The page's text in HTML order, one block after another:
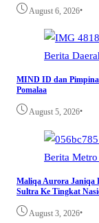
August 6, 2026•
Berita
MIND ID dan
Pomalaa
August 5, 2026•
Berita Metro
Maliqa Aurora Janiqa
Sultra Ke Tingkat
August 3, 2026•